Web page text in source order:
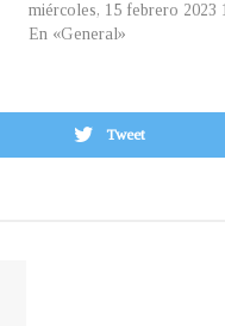
miércoles, 15 febrero 2023
En «General»
Tweet